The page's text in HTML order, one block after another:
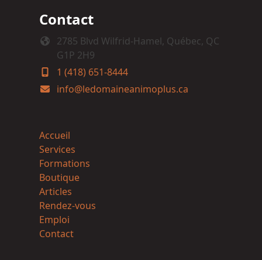
Contact
2785 Blvd Wilfrid-Hamel, Québec, QC
G1P 2H9
1 (418) 651-8444
info@ledomaineanimoplus.ca
Accueil
Services
Formations
Boutique
Articles
Rendez-vous
Emploi
Contact